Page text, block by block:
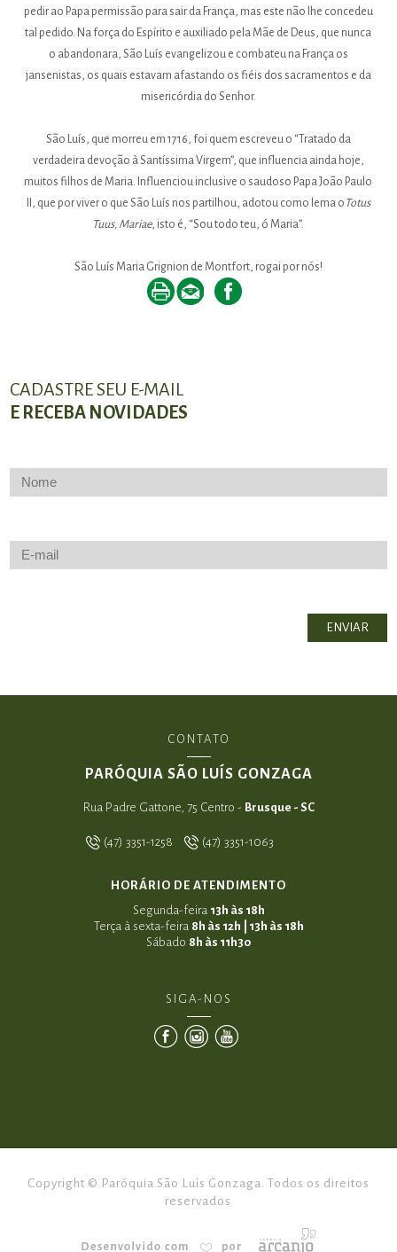
pedir ao Papa permissão para sair da França, mas este não lhe concedeu
tal pedido. Na força do Espírito e auxiliado pela Mãe de Deus, que nunca
o abandonara, São Luís evangelizou e combateu na França os
jansenistas, os quais estavam afastando os fiéis dos sacramentos e da
misericórdia do Senhor.
São Luís, que morreu em 1716, foi quem escreveu o “Tratado da
verdadeira devoção à Santíssima Virgem”, que influencia ainda hoje,
muitos filhos de Maria. Influenciou inclusive o saudoso Papa João Paulo
II, que por viver o que São Luís nos partilhou, adotou como lema o Totus
Tuus, Mariae, isto é, “Sou todo teu, ó Maria”.
São Luís Maria Grignion de Montfort, rogai por nós!
CADASTRE SEU E-MAIL
E RECEBA NOVIDADES
CONTATO
PARÓQUIA SÃO LUÍS GONZAGA
Rua Padre Gattone, 75 Centro - Brusque - SC
(47) 3351-1258 (47) 3351-1063
HORÁRIO DE ATENDIMENTO
Segunda-feira 13h às 18h
Terça à sexta-feira 8h às 12h | 13h às 18h
Sábado 8h às 11h30
SIGA-NOS
Copyright © Paróquia São Luís Gonzaga. Todos os direitos
reservados